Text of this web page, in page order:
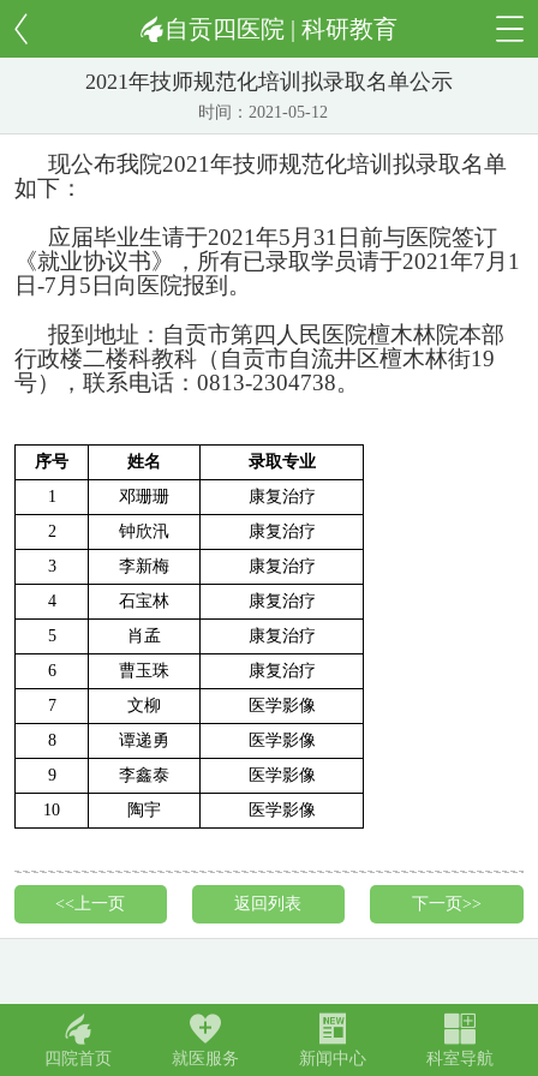
自贡四医院 | 科研教育
2021年技师规范化培训拟录取名单公示
时间：2021-05-12
现公布我院2021年技师规范化培训拟录取名单
如下：
应届毕业生请于2021年5月31日前与医院签订
《就业协议书》，所有已录取学员请于2021年7月1
日-7月5日向医院报到。
报到地址：自贡市第四人民医院檀木林院本部
行政楼二楼科教科（自贡市自流井区檀木林街19
号），联系电话：0813-2304738。
序号 姓名
录取专业
1
邓珊珊
康复治疗
2
钟欣汛
康复治疗
3
李新梅
康复治疗
4
石宝林
康复治疗
5
肖孟
康复治疗
6
曹玉珠
康复治疗
7
文柳
医学影像
8
谭递勇
医学影像
9
李鑫泰
医学影像
10
陶宇 医学影像
<<上一页 返回列表 下一页>>
󢀁
四院首页
󢀂
就医服务
󢀃
新闻中心
󢀄
科室导航